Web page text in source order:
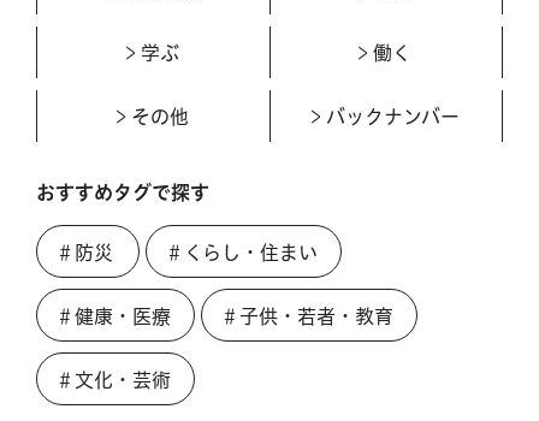
学ぶ 働く
その他 バックナンバー
おすすめタグで探す
＃防災 ＃くらし・住まい
＃健康・医療 ＃子供・若者・教育
＃文化・芸術